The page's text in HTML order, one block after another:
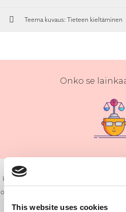
This website uses cookies
Teema kuvaus: Tieteen kieltäminen
Onko se
On ymmärrettävää ajatella, että
kiistanalaisia, koska tieteellinen tieto
ovat toisinaan eri mieltä. Voi olla
tieteellisiä tosiasioita ja mistä vielä